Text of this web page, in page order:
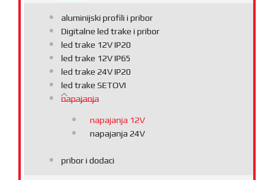
aluminijski profili i pribor
Digitalne led trake i pribor
led trake 12V IP20
led trake 12V IP65
led trake 24V IP20
led trake SETOVI
napajanja
napajanja 12V
napajanja 24V
pribor i dodaci